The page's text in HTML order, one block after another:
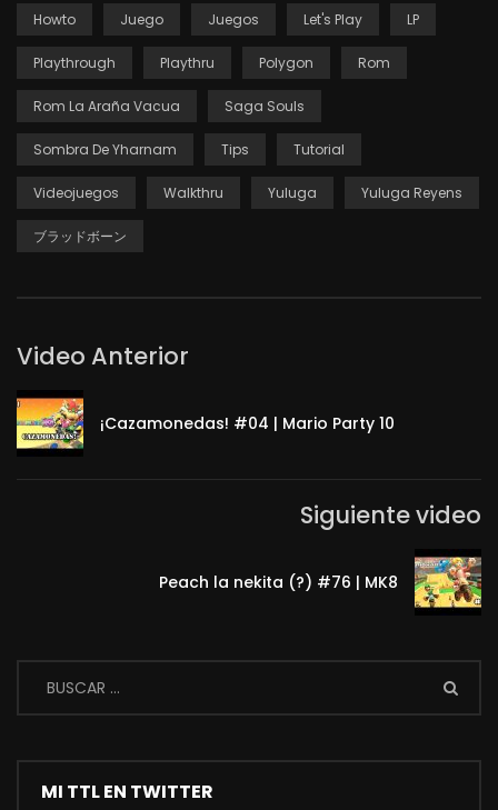
Howto Juego Juegos Let's Play LP
Playthrough Playthru Polygon Rom
Rom La Araña Vacua Saga Souls
Sombra De Yharnam Tips Tutorial
Videojuegos Walkthru Yuluga Yuluga Reyens
ブラッドボーン
Video Anterior
¡Cazamonedas! #04 | Mario Party 10
Siguiente video
Peach la nekita (?) #76 | MK8
MI TTL EN TWITTER